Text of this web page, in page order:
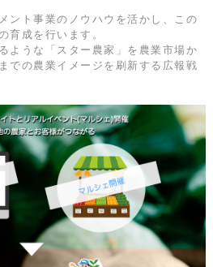
ント事業のノウハウを活かし、この
育成を行います。
ような「スター農家」を農業市場か
での農業イメージを刷新する広報戦